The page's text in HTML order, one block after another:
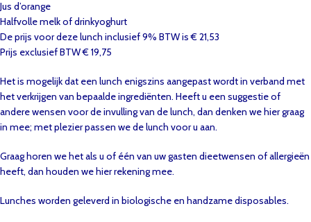
Jus d’orange
Halfvolle melk of drinkyoghurt
De prijs voor deze lunch inclusief 9% BTW is € 21,53
Prijs exclusief BTW € 19,75
Het is mogelijk dat een lunch enigszins aangepast wordt in verband met
het verkrijgen van bepaalde ingrediënten. Heeft u een suggestie of
andere wensen voor de invulling van de lunch, dan denken we hier graag
in mee; met plezier passen we de lunch voor u aan.
Graag horen we het als u of één van uw gasten dieetwensen of allergieën
heeft, dan houden we hier rekening mee.
Lunches worden geleverd in biologische en handzame disposables.